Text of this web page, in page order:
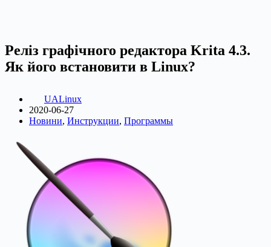
Реліз графічного редактора Krita 4.3.
Як його встановити в Linux?
UALinux
2020-06-27
Новини, Инструкции, Программы